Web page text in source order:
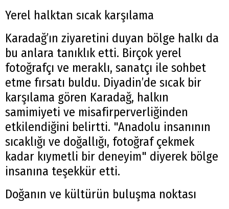
Yerel halktan sıcak karşılama
Karadağ’ın ziyaretini duyan bölge halkı da
bu anlara tanıklık etti. Birçok yerel
fotoğrafçı ve meraklı, sanatçı ile sohbet
etme fırsatı buldu. Diyadin’de sıcak bir
karşılama gören Karadağ, halkın
samimiyeti ve misafirperverliğinden
etkilendiğini belirtti. "Anadolu insanının
sıcaklığı ve doğallığı, fotoğraf çekmek
kadar kıymetli bir deneyim" diyerek bölge
insanına teşekkür etti.
Doğanın ve kültürün buluşma noktası